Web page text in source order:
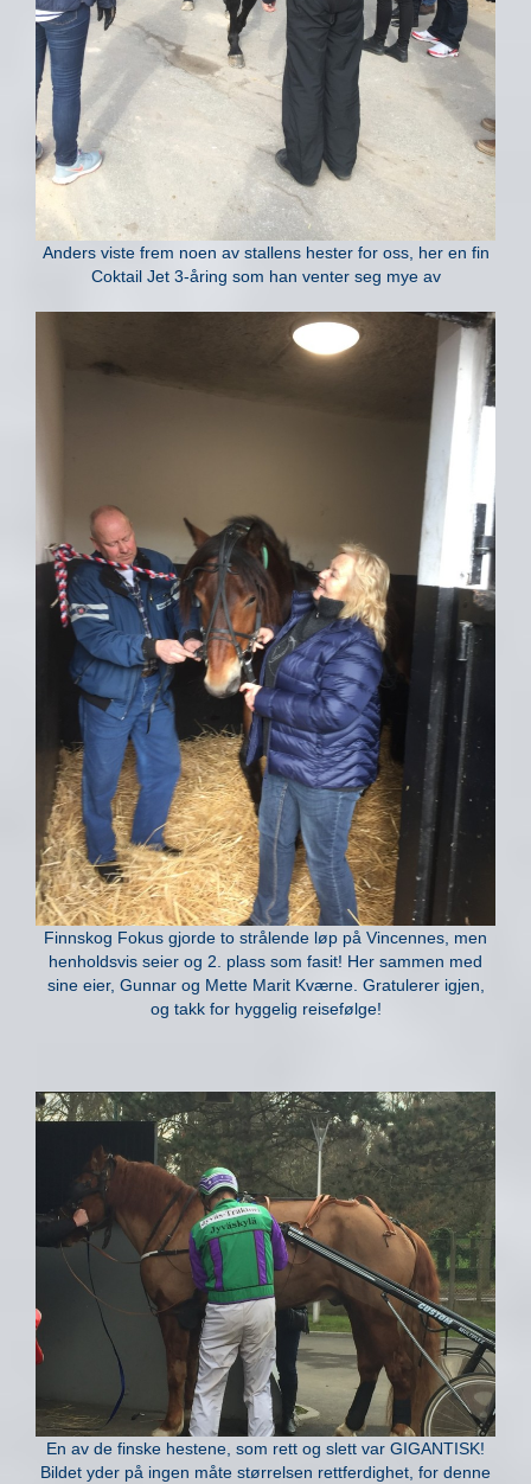
Anders viste frem noen av stallens hester for oss, her en fin
Coktail Jet 3-åring som han venter seg mye av
Finnskog Fokus gjorde to strålende løp på Vincennes, men
henholdsvis seier og 2. plass som fasit! Her sammen med
sine eier, Gunnar og Mette Marit Kværne. Gratulerer igjen,
og takk for hyggelig reisefølge!
En av de finske hestene, som rett og slett var GIGANTISK!
Bildet yder på ingen måte størrelsen rettferdighet, for denne